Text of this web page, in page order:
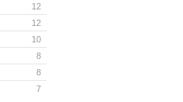
12
12
10
8
8
7